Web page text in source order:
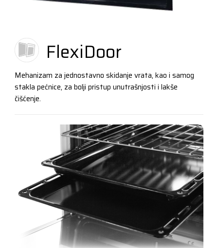
FlexiDoor
Mehanizam za jednostavno skidanje vrata, kao i samog
stakla pećnice, za bolji pristup unutrašnjosti i lakše
čišćenje.